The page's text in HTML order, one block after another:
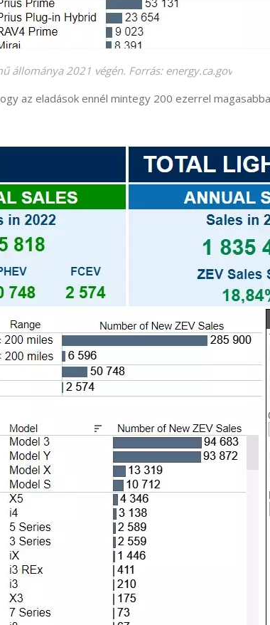
állománya 2021 végén. Forrás: energy.ca.gov
az eladások ennél mintegy 200 ezerrel